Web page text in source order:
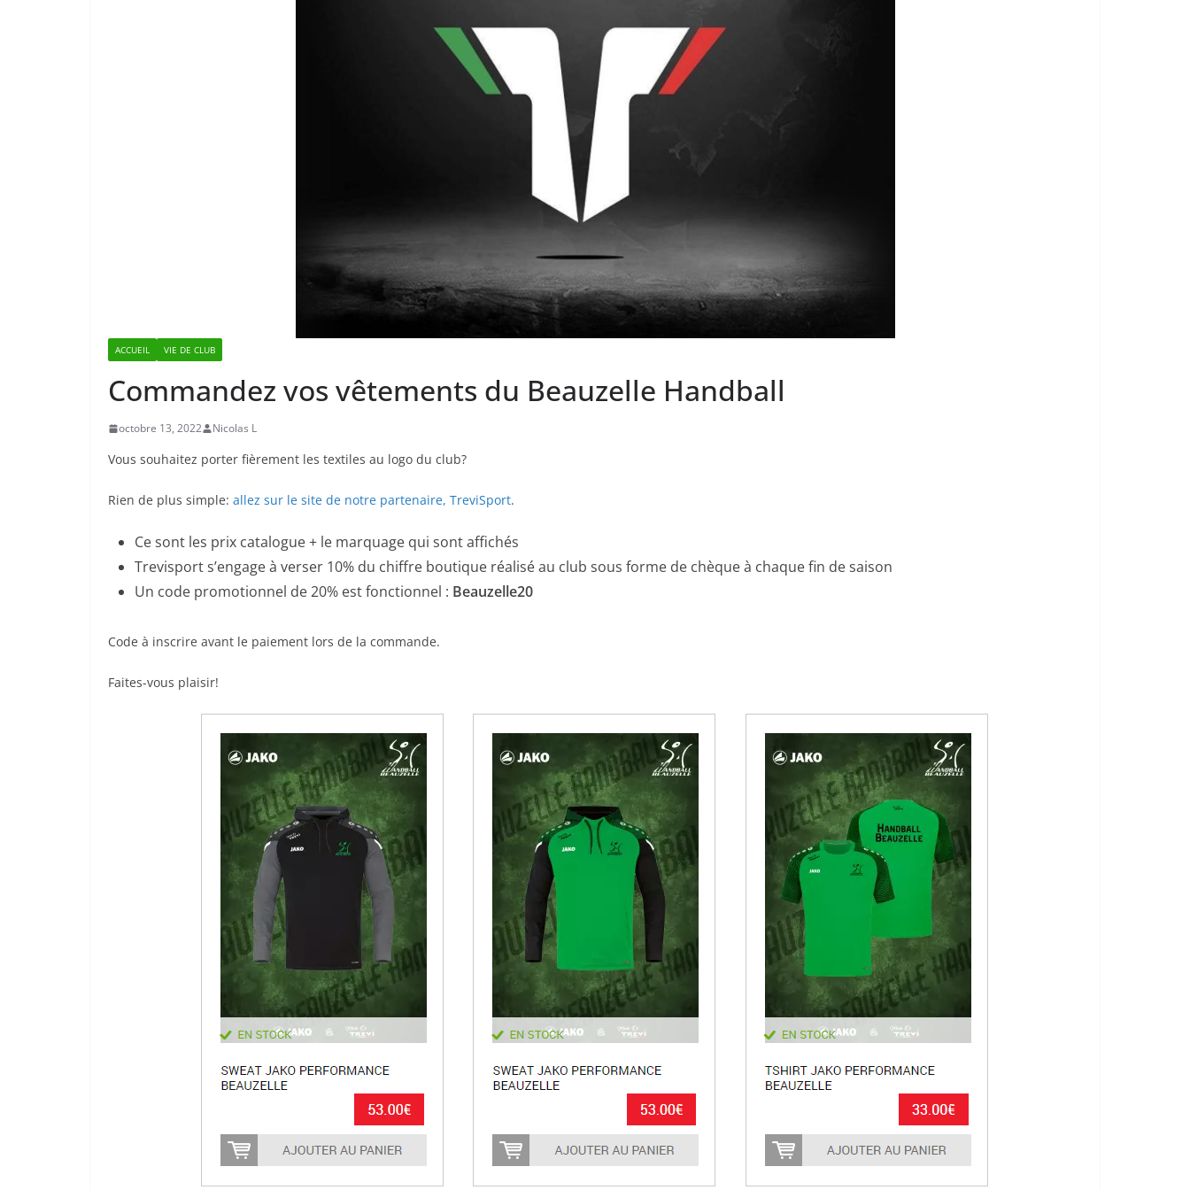
ACCUEIL VIE DE CLUB
Commandez vos vêtements du Beauzelle Handball
octobre 13, 2022 Nicolas L
Vous souhaitez porter fièrement les textiles au logo du club?
Rien de plus simple: allez sur le site de notre partenaire, TreviSport.
Ce sont les prix catalogue + le marquage qui sont affichés
Trevisport s’engage à verser 10% du chiffre boutique réalisé au club sous forme de chèque à chaque fin de saison
Un code promotionnel de 20% est fonctionnel : Beauzelle20
Code à inscrire avant le paiement lors de la commande.
Faites-vous plaisir!